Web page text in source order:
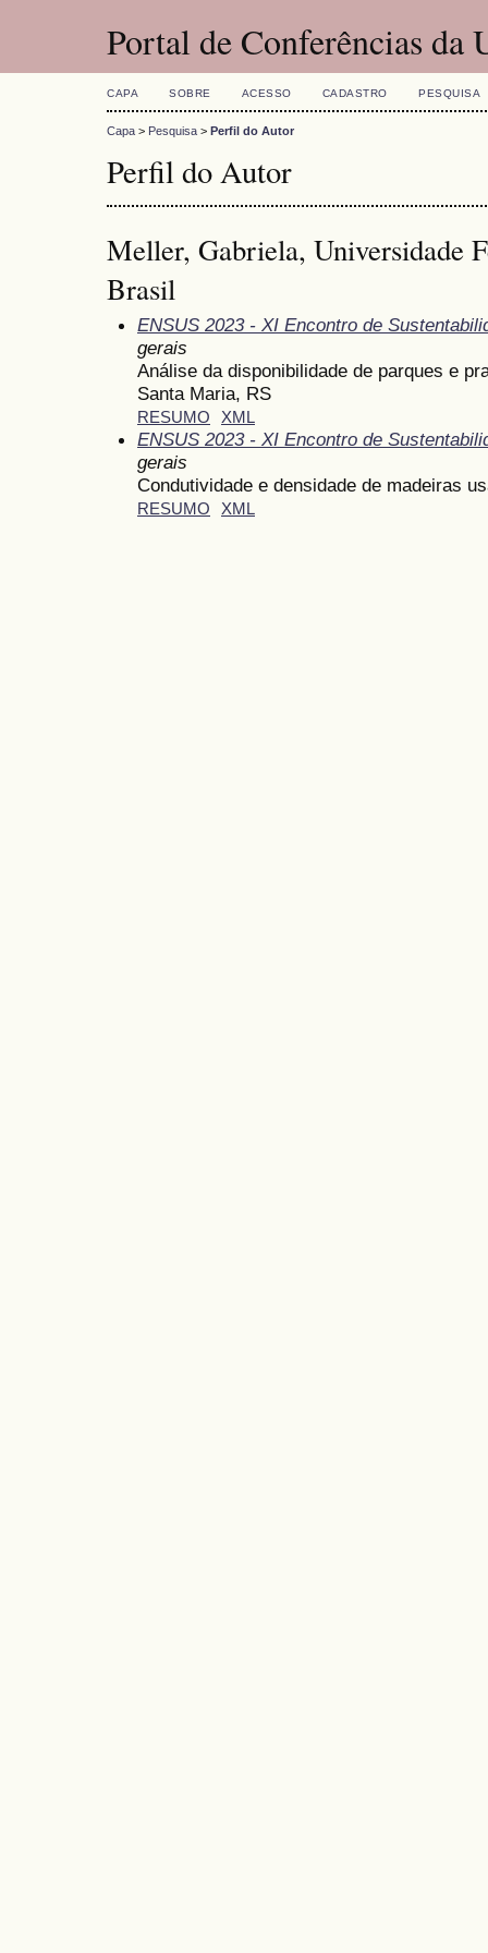
Portal de Conferências da
CAPA SOBRE ACESSO CADASTRO PESQUISA
Capa > Pesquisa > Perfil do Autor
Perfil do Autor
Meller, Gabriela, Universidade
Brasil
ENSUS 2023 - XI Encontro de
gerais
Análise da disponibilidade de parques e
Santa Maria, RS
RESUMO XML
ENSUS 2023 - XI Encontro de
gerais
Condutividade e densidade de madeiras
RESUMO XML